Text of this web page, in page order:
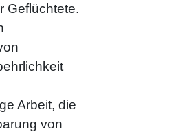
Geflüchtete.
Arbeit, die
von